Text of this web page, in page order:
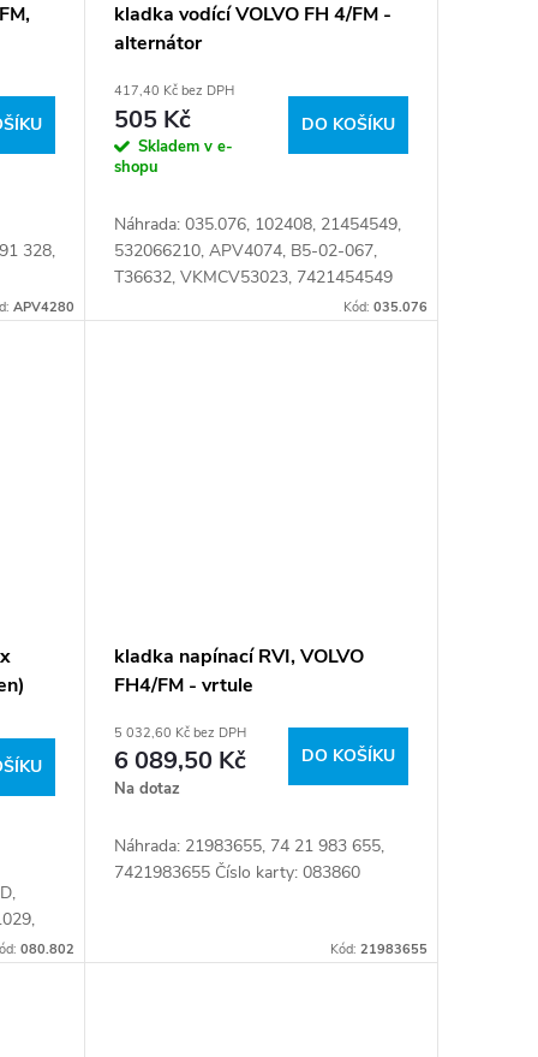
328,
APV4280
kladka vodící VOLVO FH 4/FM -
alternátor
417,40 Kč bez DPH
505 Kč
Skladem v e-
shopu
DO KOŠÍKU
Náhrada: 035.076, 102408, 21454549,
532066210, APV4074, B5-02-067,
T36632, VKMCV53023, 7421454549
Kód: 035.076
080.802
kladka napínací RVI, VOLVO
FH4/FM - vrtule
5 032,60 Kč bez DPH
6 089,50 Kč
Na dotaz
DO KOŠÍKU
Náhrada: 21983655, 74 21 983 655,
7421983655 Číslo karty: 083860
Kód: 21983655